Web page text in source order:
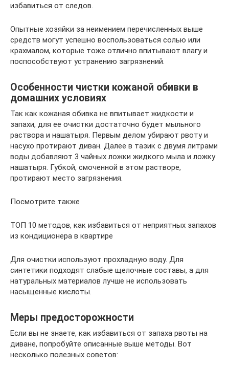
избавиться от следов.
Опытные хозяйки за неимением перечисленных выше
средств могут успешно воспользоваться солью или
крахмалом, которые тоже отлично впитывают влагу и
поспособствуют устранению загрязнений.
Особенности чистки кожаной обивки в
домашних условиях
Так как кожаная обивка не впитывает жидкости и
запахи, для ее очистки достаточно будет мыльного
раствора и нашатыря. Первым делом убирают рвоту и
насухо протирают диван. Далее в тазик с двумя литрами
воды добавляют 3 чайных ложки жидкого мыла и ложку
нашатыря. Губкой, смоченной в этом растворе,
протирают место загрязнения.
Посмотрите также
ТОП 10 методов, как избавиться от неприятных запахов
из кондиционера в квартире
Для очистки используют прохладную воду. Для
синтетики подходят слабые щелочные составы, а для
натуральных материалов лучше не использовать
насыщенные кислоты.
Меры предосторожности
Если вы не знаете, как избавиться от запаха рвоты на
диване, попробуйте описанные выше методы. Вот
несколько полезных советов: